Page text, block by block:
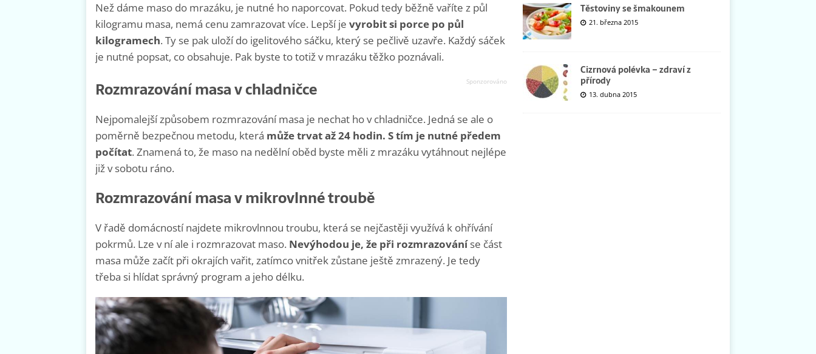
Než dáme maso do mrazáku, je nutné ho naporcovat. Pokud tedy běžně vaříte z půl
kilogramu masa, nemá cenu zamrazovat více. Lepší je vyrobit si porce po půl
kilogramech. Ty se pak uloží do igelitového sáčku, který se pečlivě uzavře. Každý sáček
je nutné popsat, co obsahuje. Pak byste to totiž v mrazáku těžko poznávali.
Rozmrazování masa v chladničce
Nejpomalejší způsobem rozmrazování masa je nechat ho v chladničce. Jedná se ale o
poměrně bezpečnou metodu, která může trvat až 24 hodin. S tím je nutné předem
počítat. Znamená to, že maso na nedělní oběd byste měli z mrazáku vytáhnout nejlépe
již v sobotu ráno.
Rozmrazování masa v mikrovlnné troubě
V řadě domácností najdete mikrovlnnou troubu, která se nejčastěji využívá k ohřívání
pokrmů. Lze v ní ale i rozmrazovat maso. Nevýhodou je, že při rozmrazováníse část
masa může začít při okrajích vařit, zatímco vnitřek zůstane ještě zmrazený. Je tedy
třeba si hlídat správný program a jeho délku.
Těstoviny se šmakounem
21. března 2015
Cizrnová polévka – zdraví z
přírody
13. dubna 2015